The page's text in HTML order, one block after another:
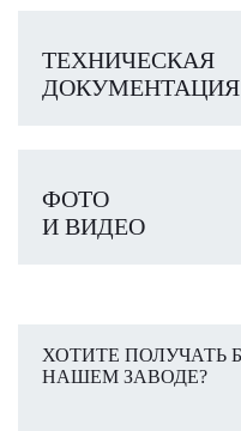
ТЕХНИЧЕСКАЯ
ДОКУМЕНТАЦИЯ
ФОТО
И ВИДЕО
ХОТИТЕ
НАШЕМ ЗАВОДЕ?